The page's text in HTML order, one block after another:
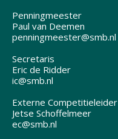
Penningmeester
Paul van Deemen
penningmeester@smb.nl
Secretaris
Eric de Ridder
ic@smb.nl
Externe Competitieleider
Jetse Schoffelmeer
ec@smb.nl